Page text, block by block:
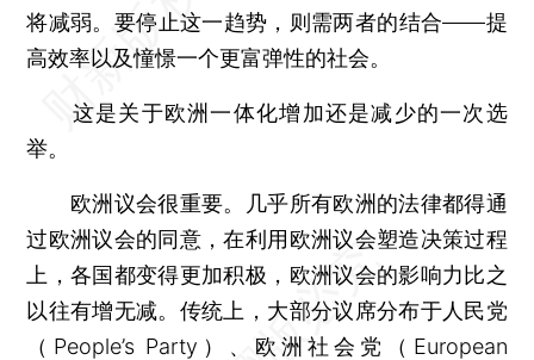
将减弱。要停止这一趋势，则需两者的结合——提
高效率以及憧憬一个更富弹性的社会。
这是关于欧洲一体化增加还是减少的一次选
举。
欧洲议会很重要。几乎所有欧洲的法律都得通
过欧洲议会的同意，在利用欧洲议会塑造决策过程
上，各国都变得更加积极，欧洲议会的影响力比之
以往有增无减。传统上，大部分议席分布于人民党
（People’s Party）、欧洲社会党（European